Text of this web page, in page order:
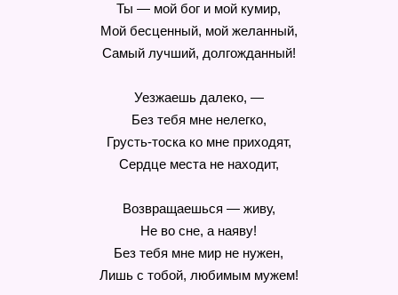
Ты — мой бог и мой кумир,
Мой бесценный, мой желанный,
Самый лучший, долгожданный!
Уезжаешь далеко, —
Без тебя мне нелегко,
Грусть-тоска ко мне приходят,
Сердце места не находит,
Возвращаешься — живу,
Не во сне, а наяву!
Без тебя мне мир не нужен,
Лишь с тобой, любимым мужем!